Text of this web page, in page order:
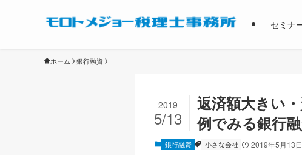
セミナ
ホーム 銀行融資
返済額大きい
例でみる銀行融
2019
5/13
銀行融資 小さな会社 2019年5月13日